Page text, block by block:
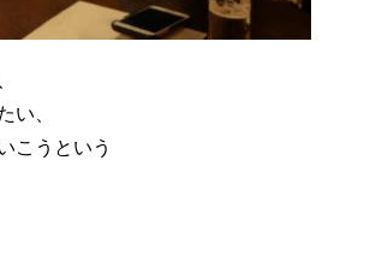
い、
こうという